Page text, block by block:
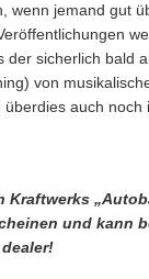
wenn jemand gut
der sicherlich bald
von
auch
Kraftwerks
und kann